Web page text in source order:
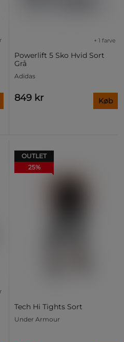
Powerlift 5 Sko Hvid Sort
Grå
+ 1 farve
Adidas
849 kr Køb
OUTLET
25%
Tech Hi Tights Sort
Under Armour